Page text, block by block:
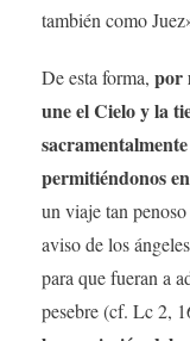
también como
De esta forma, por
une el Cielo y la
permitiéndonos
un viaje tan
aviso de los
para que fueran a
pesebre (cf. Lc 2,